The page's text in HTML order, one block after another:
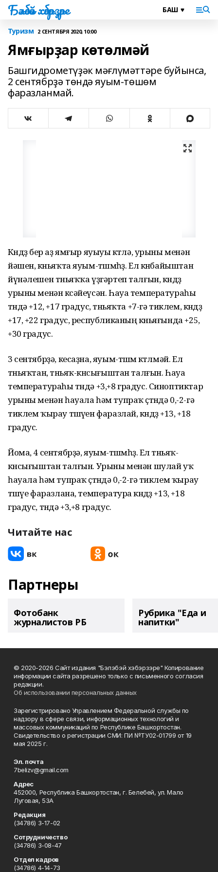
Бәләбәй хәбәрҙәре
Туризм 2 СЕНТЯБРЯ 2020, 10:00
Ямғырҙар көтөлмәй
Башгидрометүҙәк мәғлүмәттәре буйынса,
2 сентябрҙә төндә яуым-төшөм
фаразланмай.
Көндөҙ бер аҙ ямғыр яуыуы көтөлә, урыны менән
йәшен, көньяҡта яуым-төшөмһөҙ. Ел көнбайыштан
йүнәлешен төньяҡҡа үҙгәртеп талғын, көндөҙ
урыны менән көсәйеүсән. Һауа температураһы
төндә +12, +17 градус, төньяҡта +7-гә тиклем, көндөҙ
+17, +22 градус, республиканың көньяғында +25,
+30 градус.
3 сентябрҙә, кесаҙна, яуым-төшөм көтөлмәй. Ел
төньяҡтан, төньяҡ-көнсығыштан талғын. Һауа
температураһы төндә +3,+8 градус. Синоптиктар
урыны менән һауала һәм тупраҡ өҫтөндә 0,-2-гә
тиклем ҡырау төшөүен фаразлай, көндөҙ +13, +18
градус.
Йома, 4 сентябрҙә, яуым-төшөмһөҙ. Ел төньяҡ-
көнсығыштан талғын. Урыны менән шулай уҡ
һауала һәм тупраҡ өҫтөндә 0,-2-гә тиклем ҡырау
төшөүе фаразлана, температура көндөҙ +13, +18
градус, төндә +3,+8 градус.
Читайте нас
Партнеры
Фотобанк
журналистов РБ
Рубрика "Еда и
напитки"
© 2020-2026 Сайт издания "Бэлэбэй хэбэрзэре" Копирование
информации сайта разрешено только с письменного согласия
редакции.
Об использовании персональных данных
Зарегистрировано Управлением Федеральной службы по
надзору в сфере связи, информационных технологий и
массовых коммуникаций по Республике Башкортостан.
Свидетельство о регистрации СМИ: ПИ №ТУ02-01799 от 19
мая 2025 г.
Эл. почта
7belizv@gmail.com
Адрес
452000, Республика Башкортостан, г. Белебей, ул. Мало
Луговая, 53А
Редакция
(34786) 3-17-02
Сотрудничество
(34786) 3-08-47
Отдел кадров
(34786) 4-14-73